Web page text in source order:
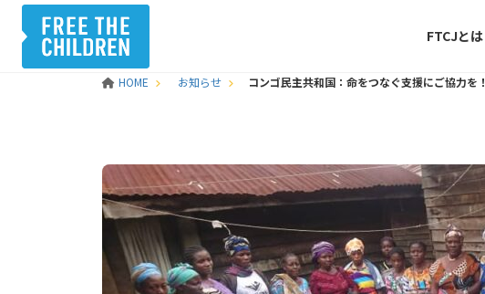
FTCJとは
HOME お知らせ コンゴ民主共和国：命をつなぐ支援にご協力を！